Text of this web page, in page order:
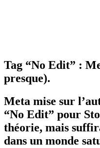
Tag “No Edit” :
presque).
Meta mise sur
“No Edit” pour
théorie, mais
dans un monde